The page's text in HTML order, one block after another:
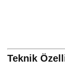
Teknik